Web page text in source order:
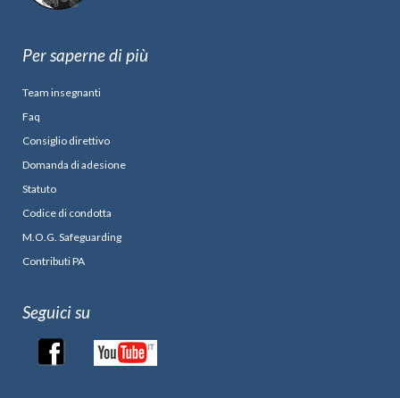
Per saperne di più
Team insegnanti
Faq
Consiglio direttivo
Domanda di adesione
Statuto
Codice di condotta
M.O.G. Safeguarding
Contributi PA
Seguici su